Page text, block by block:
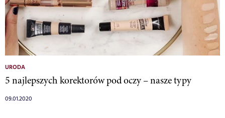
URODA
5 najlepszych korektorów pod oczy – nasze typy
09.01.2020